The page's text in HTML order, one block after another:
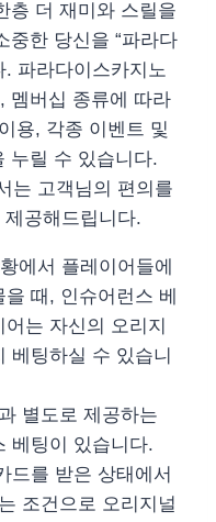
층 더 재미와 스릴을
중한 당신을 “파라다
. 파라다이스카지노
멤버십 종류에 따라
용, 각종 이벤트 및
누릴 수 있습니다.
는 고객님의 편의를
공해드립니다.
에서 플레이어들에
때, 인슈어런스 베
는 자신의 오리지
베팅하실 수 있습니
별도로 제공하는
베팅이 있습니다.
드를 받은 상태에서
조건으로 오리지널